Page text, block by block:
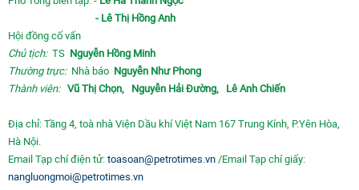
- Lê Thị Hồng Anh
Hội đồng cố vấn
Chủ tịch:TS Nguyễn Hồng Minh
Thường trực: Nhà báo Nguyễn Như Phong
Thành viên: Vũ Thị Chọn, Nguyễn Hải Đường, Lê Anh Chiến
Địa chỉ: Tầng 4, toà nhà Viện Dầu khí Việt Nam 167 Trung Kính, P.Yên Hòa,
Hà Nội.
Email Tạp chí điện tử: toasoan@petrotimes.vn /Email Tạp chí giấy:
nangluongmoi@petrotimes.vn